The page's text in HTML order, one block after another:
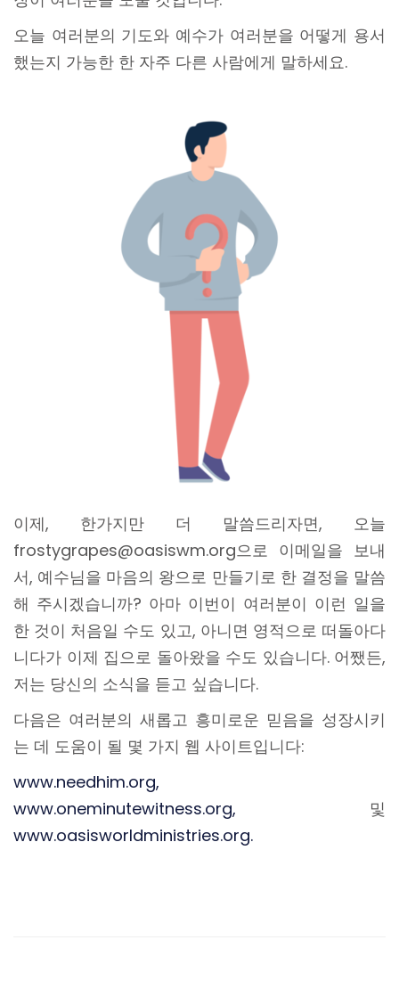
오늘 여러분의 기도와 예수가 여러분을 어떻게 용서
했는지 가능한 한 자주 다른 사람에게 말하세요.
이제, 한가지만 더 말씀드리자면, 오늘
frostygrapes@oasiswm.org으로 이메일을 보내
서, 예수님을 마음의 왕으로 만들기로 한 결정을 말씀
해 주시겠습니까? 아마 이번이 여러분이 이런 일을
한 것이 처음일 수도 있고, 아니면 영적으로 떠돌아다
니다가 이제 집으로 돌아왔을 수도 있습니다. 어쨌든,
저는 당신의 소식을 듣고 싶습니다.
다음은 여러분의 새롭고 흥미로운 믿음을 성장시키
는 데 도움이 될 몇 가지 웹 사이트입니다:
www.needhim.org,
www.oneminutewitness.org, 및
www.oasisworldministries.org.